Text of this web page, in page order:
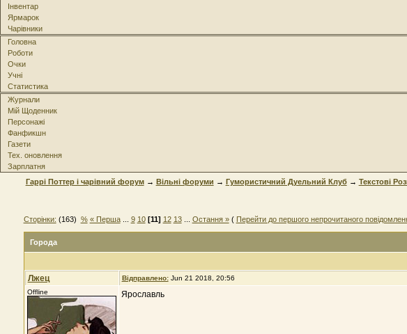
Інвентар
Ярмарок
Чарівники
Головна
Роботи
Очки
Учні
Статистика
Журнали
Мій Щоденник
Персонажі
Фанфикшн
Газети
Тех. оновлення
Зарплатня
Гаррі Поттер і чарівний форум→ Вільні форуми → Гумористичний Дуельний Клуб→ Текстові
Сторінки: (163) % « Перша... 9 10 [11] 12 13... Остання »( Перейти до першого непрочитаного
Города
Лжец Відправлено: Jun 21 2018, 20:56
Offline
Ярославль